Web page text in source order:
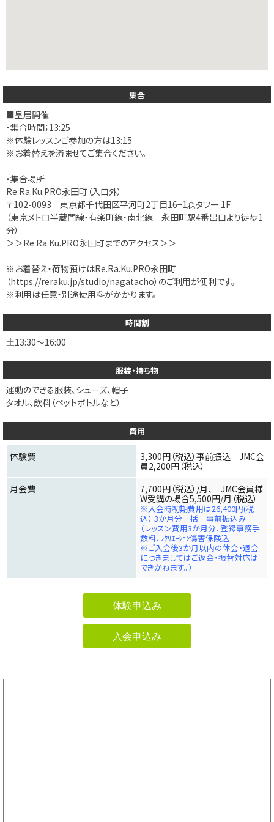
集合
■皇居開催
・集合時間；13:25
※体験レッスンご参加の方は13:15
※お着替えを済ませてご集合ください。
・集合場所
Re.Ra.Ku.PRO永田町（入口外）
〒102-0093 東京都千代田区平河町2丁目16−1森タワー 1F
（東京メトロ半蔵門線・有楽町線・南北線 永田町駅4番出口より徒歩1
分）
＞＞Re.Ra.Ku.PRO永田町までのアクセス＞＞
※お着替え・荷物預けはRe.Ra.Ku.PRO永田町
（https://reraku.jp/studio/nagatacho）のご利用が便利です。
※利用は任意・別途使用料がかかります。
時間割
土13:30～16:00
服装・持ち物
運動のできる服装、シューズ、帽子
タオル、飲料（ペットボトルなど）
費用
体験費
3,300円（税込）事前振込 JMC会
員2,200円（税込）
月会費
7,700円（税込）/月、 JMC会員様
W受講の場合5,500円/月（税込）
※入会時初期費用は26,400円(税
込） 3か月分一括 事前振込み
（レッスン費用3か月分、登録事務手
数料、ﾚｸﾘｴｰｼｮﾝ傷害保険込
※ご入会後3か月以内の休会・退会
につきましてはご返金・振替対応は
できかねます。）
体験申込み
入会申込み